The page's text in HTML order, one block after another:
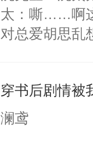
有你而幸福，
跪下，拿出准
人。“君哥哥
想到君七夜会
但我私心还
了。”君七夜
太：嘶……啊
对总爱胡思乱
穿书后剧情被
澜鸢